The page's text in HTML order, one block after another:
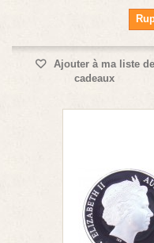
Ajouter à ma liste de
cadeaux